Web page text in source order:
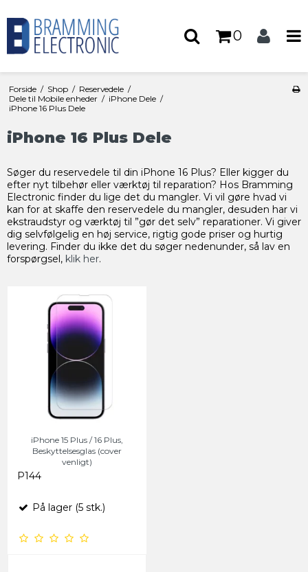
0
Forside / Shop / Reservedele /
Dele til Mobile enheder / iPhone Dele /
iPhone 16 Plus Dele
iPhone 16 Plus Dele
Søger du reservedele til din iPhone 16 Plus? Eller kigger du
efter nyt tilbehør eller værktøj til reparation? Hos Bramming
Electronic finder du lige det du mangler. Vi vil gøre hvad vi
kan for at skaffe den reservedele du mangler, desuden har vi
ekstraudstyr og værktøj til ”gør det selv” reparationer. Vi giver
dig selvfølgelig en høj service, rigtig gode priser og hurtig
levering. Finder du ikke det du søger nedenunder, så lav en
forspørgsel, klik her.
iPhone 15 Plus / 16 Plus,
Beskyttelsesglas (cover
venligt)
P144
På lager (5 stk.)